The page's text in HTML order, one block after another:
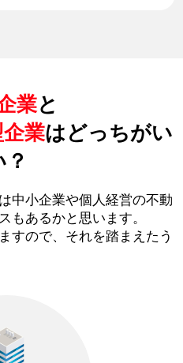
業と
業はどっちがい
？
中小企業や個人経営の不動
もあるかと思います。
すので、それを踏まえたう